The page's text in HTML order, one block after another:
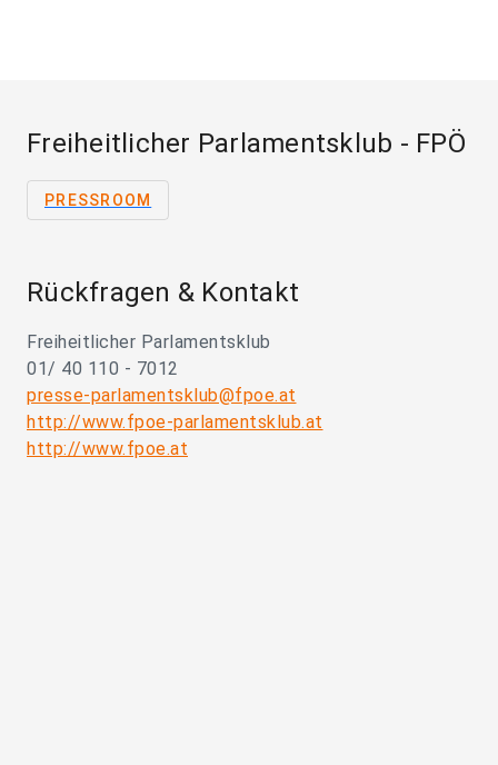
Freiheitlicher Parlamentsklub - FPÖ
PRESSROOM
Rückfragen & Kontakt
Freiheitlicher Parlamentsklub
01/ 40 110 - 7012
presse-parlamentsklub@fpoe.at
http://www.fpoe-parlamentsklub.at
http://www.fpoe.at